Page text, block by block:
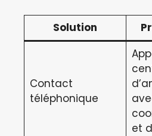
Solution
Contact
téléphonique
et